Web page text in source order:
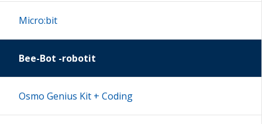
16:00
17:00
18:00
Micro:bit
Bee-Bot -robotit
Osmo Genius Kit + Coding